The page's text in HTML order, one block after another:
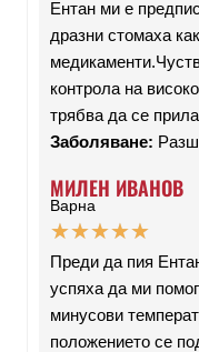
Ентан ми е
дразни стомаха
контрола на
трябва да се
Заболяване:
МИЛЕН ИВАНОВ
Варна
★★★★★
Преди да пия
успяха да ми
минусови
положението се